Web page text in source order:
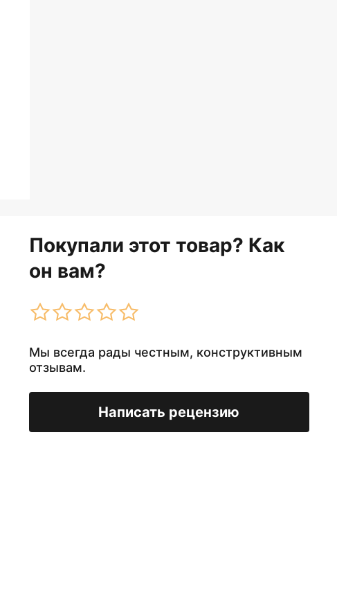
Покупали этот товар? Как
он вам?
Мы всегда рады честным, конструктивным
отзывам.
Написать рецензию